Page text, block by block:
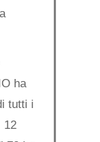
ha
tutti i
12